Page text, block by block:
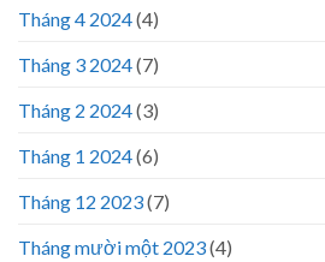
Tháng 4 2024(4)
Tháng 3 2024(7)
Tháng 2 2024(3)
Tháng 1 2024(6)
Tháng 12 2023(7)
Tháng mười một 2023(4)